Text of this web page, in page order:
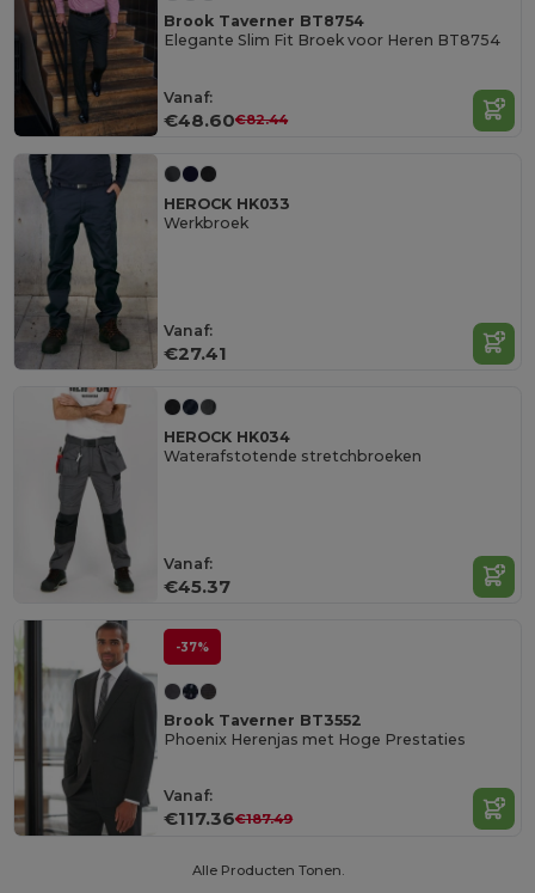
Brook Taverner BT8754
Elegante Slim Fit Broek voor Heren BT8754
Vanaf:
€48.60€82.44
HEROCK HK033
Werkbroek
Vanaf:
€27.41
HEROCK HK034
Waterafstotende stretchbroeken
Vanaf:
€45.37
-37%
Brook Taverner BT3552
Phoenix Herenjas met Hoge Prestaties
Vanaf:
€117.36€187.49
Alle Producten Tonen.